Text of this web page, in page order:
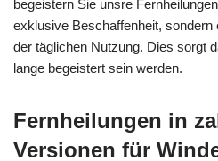
begeistern Sie unsre
exklusive Beschaffenheit,
der täglichen Nutzung. Dies sorgt
lange begeistert sein werden.
Fernheilungen in
Versionen für